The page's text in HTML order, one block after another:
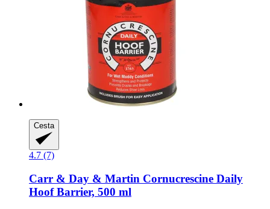
Cesta
4.7 (7)
Carr & Day & Martin Cornucrescine Daily
Hoof Barrier, 500 ml